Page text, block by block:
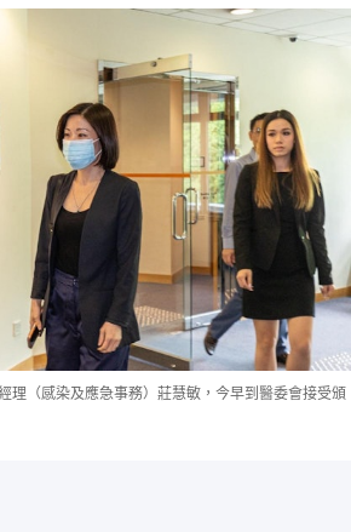
理（感染及應急事務）莊慧敏，今早到醫委會接受頒